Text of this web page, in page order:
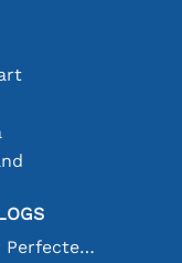
Solderen als een Pro: Tips voor Perfecte Elektronische Verbindingen